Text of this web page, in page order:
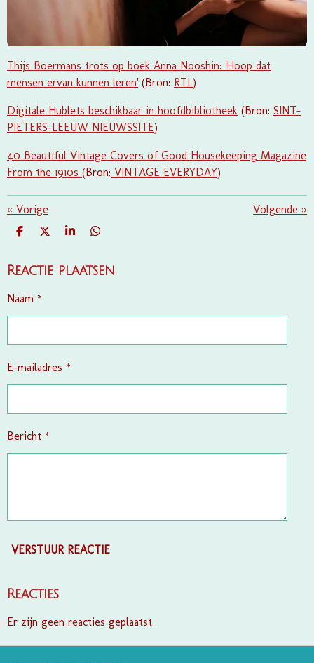
Thijs Boermans trots op boek Anna Nooshin: 'Hoop dat
mensen ervan kunnen leren'(Bron: RTL)
Digitale Hublets beschikbaar in hoofdbibliotheek (Bron: SINT-
PIETERS-LEEUW NIEUWSSITE)
40 Beautiful Vintage Covers of Good Housekeeping Magazine
From the 1910s (Bron: VINTAGE EVERYDAY)
« Vorige Volgende »
D
E
D
L
S
R
D
E
Reactie plaatsen
Naam *
E-mailadres *
Bericht *
VERSTUUR REACTIE
Reacties
Er zijn geen reacties geplaatst.